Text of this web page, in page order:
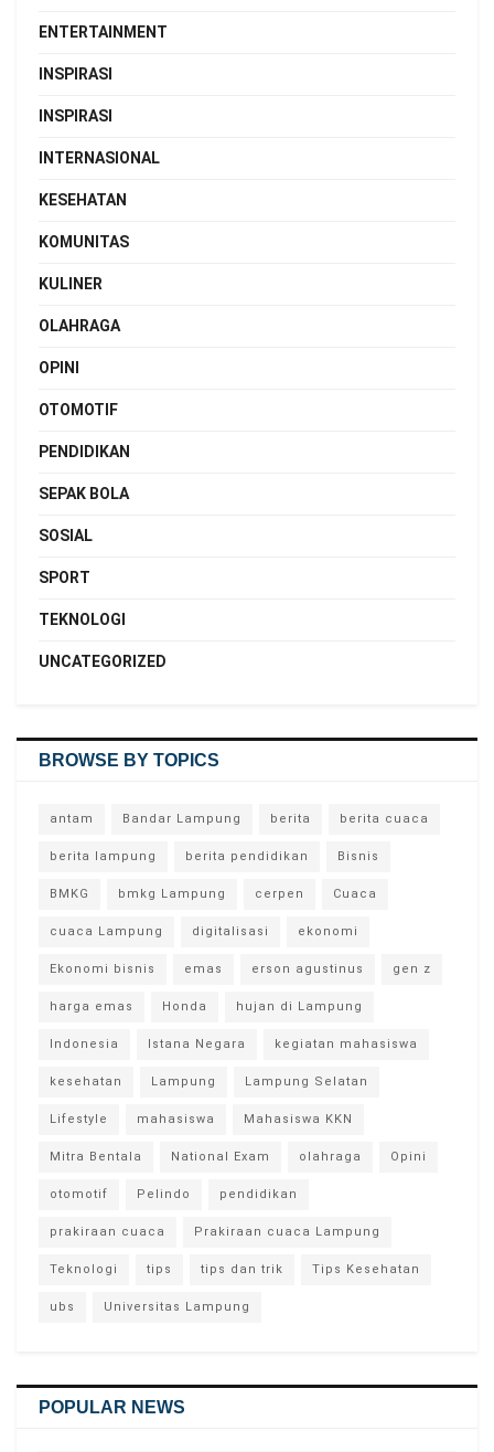
ENTERTAINMENT
INSPIRASI
INSPIRASI
INTERNASIONAL
KESEHATAN
KOMUNITAS
KULINER
OLAHRAGA
OPINI
OTOMOTIF
PENDIDIKAN
SEPAK BOLA
SOSIAL
SPORT
TEKNOLOGI
UNCATEGORIZED
BROWSE BY TOPICS
antam Bandar Lampung berita berita cuaca
berita lampung berita pendidikan Bisnis
BMKG bmkg Lampung cerpen Cuaca
cuaca Lampung digitalisasi ekonomi
Ekonomi bisnis emas erson agustinus gen z
harga emas Honda hujan di Lampung
Indonesia Istana Negara kegiatan mahasiswa
kesehatan Lampung Lampung Selatan
Lifestyle mahasiswa Mahasiswa KKN
Mitra Bentala National Exam olahraga Opini
otomotif Pelindo pendidikan
prakiraan cuaca Prakiraan cuaca Lampung
Teknologi tips tips dan trik Tips Kesehatan
ubs Universitas Lampung
POPULAR NEWS